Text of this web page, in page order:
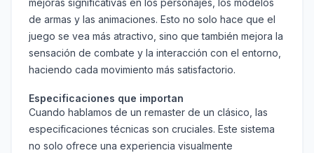
mejoras significativas en los personajes, los modelos
de armas y las animaciones. Esto no solo hace que el
juego se vea más atractivo, sino que también mejora la
sensación de combate y la interacción con el entorno,
haciendo cada movimiento más satisfactorio.
Especificaciones que importan
Cuando hablamos de un remaster de un clásico, las
especificaciones técnicas son cruciales. Este sistema
no solo ofrece una experiencia visualmente